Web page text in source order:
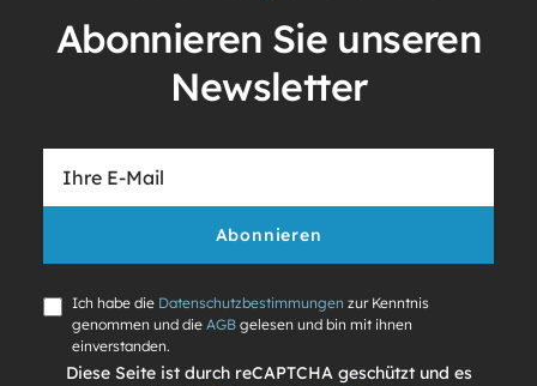
Abonnieren Sie unseren
Newsletter
Abonnieren
Ich habe die Datenschutzbestimmungen zur Kenntnis
genommen und die AGB gelesen und bin mit ihnen
einverstanden.
Diese Seite ist durch reCAPTCHA geschützt und es